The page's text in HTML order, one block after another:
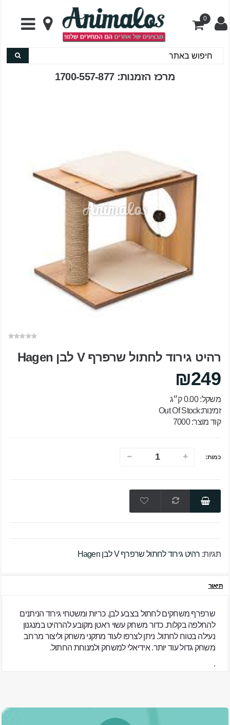
0
מרכז הזמנות: 1700-557-877
רהיט גירוד לחתול שרפרף V לבן Hagen
₪249
משקל: 0.00 ק״ג
זמינות:Out Of Stock
קוד מוצר: 7000
כמות:
תגיות: רהיט גירוד לחתול שרפרף V לבן Hagen
תיאור
שרפרף משחקים לחתול בצבע לבן. כריות ומשטחי גירוד הניתנים
להחלפה בקלות. כדור משחק עשוי ראטן מקובע להרהיט במנגנון
נעילה בטוח לחתול. ניתן לצרפו לעוד מתקני משחק וליצור מרחב
משחק גדול עוד יותר.אידיאלי למשחק ולמנוחת החתול.
.